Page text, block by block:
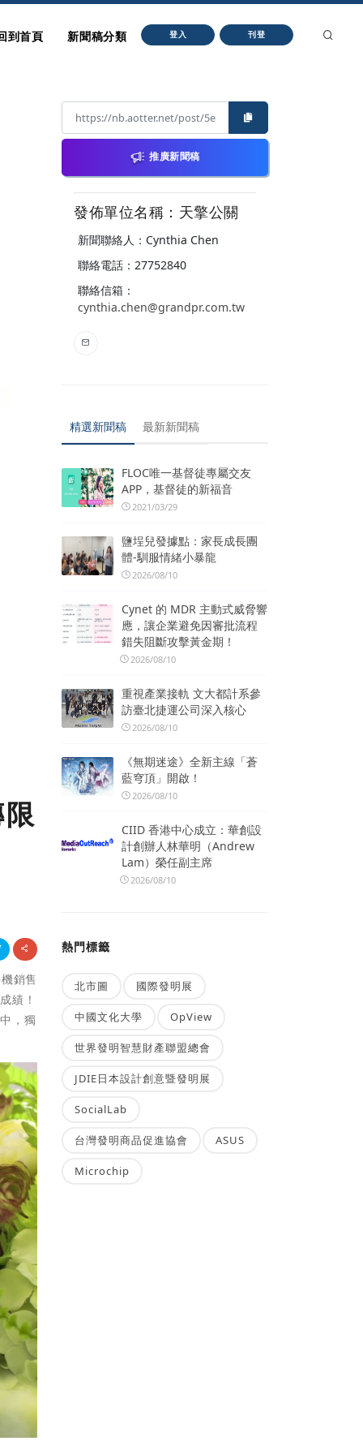
到首頁 新聞稿分類 登入 刊登
銷售
績！
，獨
推廣新聞稿
發佈單位名稱：天擎公關
新聞聯絡人：Cynthia Chen
聯絡電話：27752840
聯絡信箱：
cynthia.chen@grandpr.com.tw
精選新聞稿 最新新聞稿
FLOC唯一基督徒專屬交友
APP，基督徒的新福音
2021/03/29
鹽埕兒發據點：家長成長團
體-馴服情緒小暴龍
2026/08/10
Cynet 的 MDR 主動式威脅響
應，讓企業避免因審批流程
錯失阻斷攻擊黃金期！
2026/08/10
重視產業接軌 文大都計系參
訪臺北捷運公司深入核心
2026/08/10
《無期迷途》全新主線「蒼
藍穹頂」開啟！
2026/08/10
CIID 香港中心成立：華創設
計創辦人林華明（Andrew
Lam）榮任副主席
2026/08/10
熱門標籤
北市圖 國際發明展
中國文化大學 OpView
世界發明智慧財產聯盟總會
JDIE日本設計創意暨發明展
SocialLab
台灣發明商品促進協會 ASUS
Microchip